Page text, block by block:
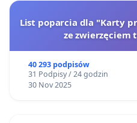
List poparcia dla "Karty
ze zwierzęciem
40 293 podpisów
31 Podpisy / 24 godzin
30 Nov 2025